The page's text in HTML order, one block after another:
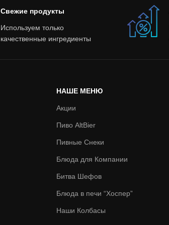
Свежие продукты
Используем только
качественные ингредиенты
НАШЕ МЕНЮ
Акции
Пиво AltBier
Пивные Снеки
Блюда для Компании
Битва Шефов
Блюда в печи “Хоспер”
Наши Колбасы